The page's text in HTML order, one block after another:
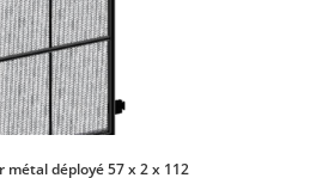
métal déployé 57 x 2 x 112